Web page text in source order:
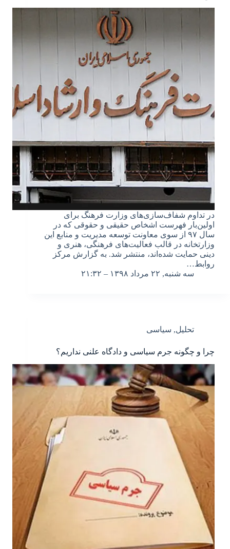
در تداوم شفاف‌سازی‌های وزارت فرهنگ برای
اولین‌بار فهرست اشخاص حقیقی و حقوقی که در
سال ۹۷ از سوی معاونت توسعه مدیریت و منابع این
وزارتخانه در قالب فعالیت‌های فرهنگی، هنری و
دینی حمایت شده‌اند، منتشر شد. به گزارش مرکز
روابط…
سه شنبه, ۲۲ مرداد ۱۳۹۸ – ۲۱:۳۲
تحلیل, سیاسی
چرا و چگونه جرم سیاسی و دادگاه علنی نداریم؟